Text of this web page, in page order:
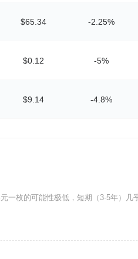
$65.34 -2.25%
$0.12 -5%
$9.14 -4.8%
一枚的可能性极低，短期（3-5年）